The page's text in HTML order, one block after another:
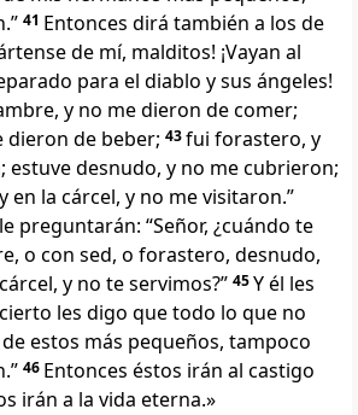
41 Entonces dirá también a los de
de mí, malditos! ¡Vayan al
para el diablo y sus ángeles!
y no me dieron de comer;
dieron de beber; 43fui forastero, y
estuve desnudo, y no me cubrieron;
en la cárcel, y no me visitaron.”
preguntarán: “Señor, ¿cuándo te
o con sed, o forastero, desnudo,
y no te servimos?” 45Y él les
les digo que todo lo que no
estos más pequeños, tampoco
46 Entonces éstos irán al castigo
irán a la vida eterna.»